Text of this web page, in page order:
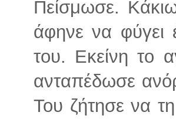
Πείσμωσε.
άφηνε να φύγει
του. Εκείνη το
ανταπέδωσε
Του ζήτησε να τη